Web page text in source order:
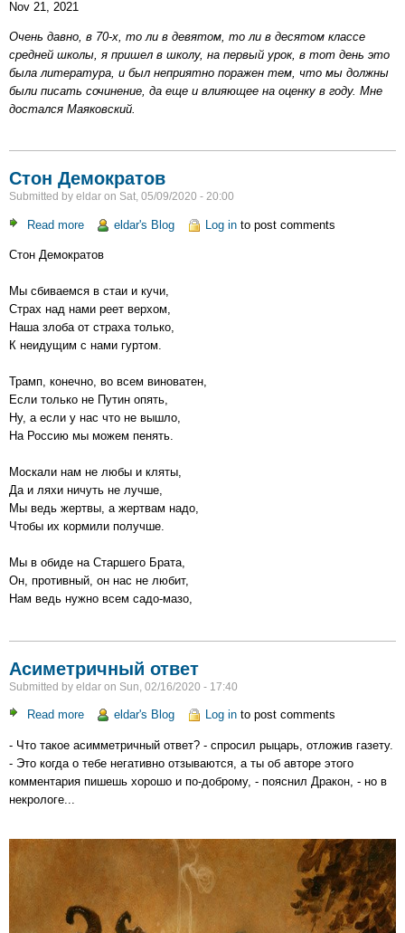
про
Nov 21, 2021
Очень давно, в 70-х, то ли в девятом, то ли в десятом классе
средней школы, я пришел в школу, на первый урок, в тот день это
была литература, и был неприятно поражен тем, что мы должны
были писать сочинение, да еще и влияющее на оценку в году. Мне
достался Маяковский.
Стон Демократов
Submitted by eldar on Sat, 05/09/2020 - 20:00
Read more about
Демократов
eldar's Blog Log into post comments
Стон Демократов
Мы сбиваемся в стаи и кучи,
Страх над нами реет верхом,
Наша злоба от страха только,
К неидущим с нами гуртом.
Трамп, конечно, во всем виноватен,
Если только не Путин опять,
Ну, а если у нас что не вышло,
На Россию мы можем пенять.
Москали нам не любы и кляты,
Да и ляхи ничуть не лучше,
Мы ведь жертвы, а жертвам надо,
Чтобы их кормили получше.
Мы в обиде на Старшего Брата,
Он, противный, он нас не любит,
Нам ведь нужно всем садо-мазо,
Асиметричный ответ
Submitted by eldar on Sun, 02/16/2020 - 17:40
Read more about
ответ
eldar's Blog Log into post comments
- Что такое асимметричный ответ? - спросил рыцарь, отложив газету.
- Это когда о тебе негативно отзываются, а ты об авторе этого
комментария пишешь хорошо и по-доброму, - пояснил Дракон, - но в
некрологе...